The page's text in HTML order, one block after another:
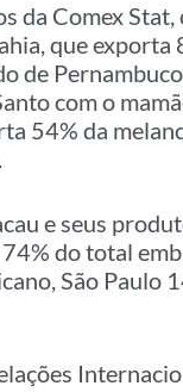
da Comex Stat,
que exporta
de
com o
54% da
e seus
do total
São Paulo